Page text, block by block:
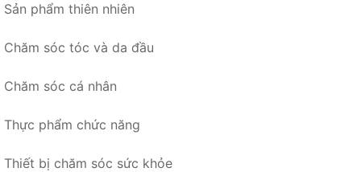
Sản phẩm thiên nhiên
Chăm sóc tóc và da đầu
Chăm sóc cá nhân
Thực phẩm chức năng
Thiết bị chăm sóc sức khỏe